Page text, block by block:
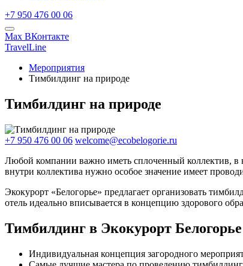
+7 950 476 00 06
Max ВКонтакте
TravelLine
Мероприятия
Тимбилдинг на природе
Тимбилдинг на природе
+7 950 476 00 06 welcome@ecobelogorie.ru
Любой компании важно иметь сплоченный коллектив, в
внутри коллектива нужно особое значение имеет
Экокурорт «Белогорье» предлагает организовать
отель идеально вписывается в концепцию здорового
Тимбилдинг в Экокурорт Белогорье
Индивидуальная концепция загородного